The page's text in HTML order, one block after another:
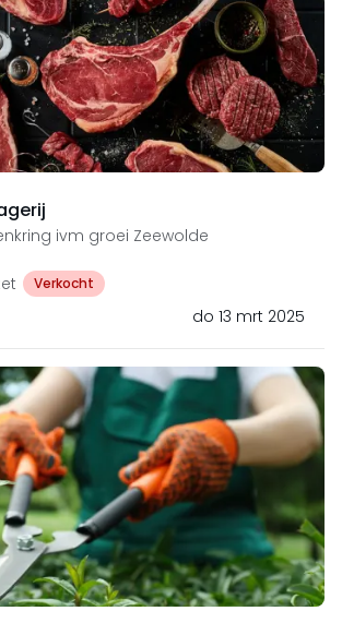
ivm groei Zeewolde
Verkocht
do 13 mrt 2025